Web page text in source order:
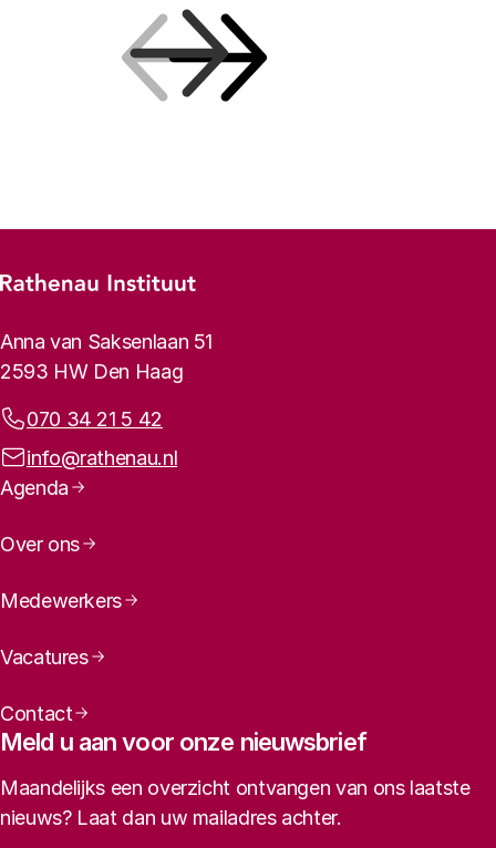
Footer-menu
Rathenau logo, naar de homepage
Contactinformatie
Anna van Saksenlaan 51
2593 HW Den Haag
Telefoonnummer:
070 34 21 5 42
E-mailadres:
info@rathenau.nl
Paginanavigatie
Agenda
Over ons
Medewerkers
Vacatures
Contact
Meld u aan voor onze nieuwsbrief
Maandelijks een overzicht ontvangen van ons laatste
nieuws? Laat dan uw mailadres achter.